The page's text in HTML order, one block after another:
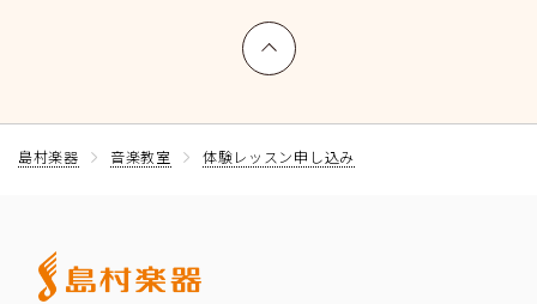
上へ戻る
島村楽器 音楽教室 体験レッスン申し込み